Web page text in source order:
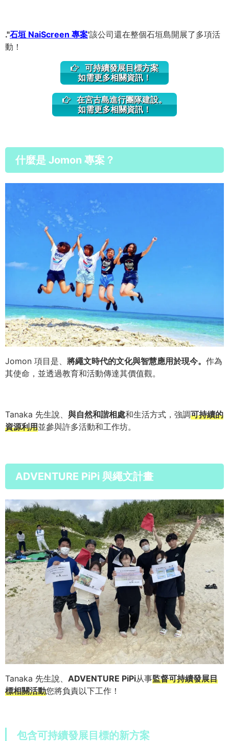
."石垣 NaiScreen 專案'該公司還在整個石垣島開展了多項活
動！
可持續發展目標方案
如需更多相關資訊！
在宮古島進行團隊建設。
如需更多相關資訊！
什麼是 Jomon 專案？
Jomon 項目是、 將繩文時代的文化與智慧應用於現今。 作為
其使命，並透過教育和活動傳達其價值觀。
Tanaka 先生說、 與自然和諧相處和生活方式，強調可持續的
資源利用並參與許多活動和工作坊。
ADVENTURE PiPi 與繩文計畫
Tanaka 先生說、 ADVENTURE PiPi从事監督可持續發展目
標相關活動您將負責以下工作！
包含可持續發展目標的新方案